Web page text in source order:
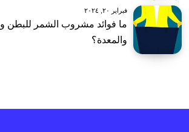
فبراير ٢٠, ٢٠٢٤
ما فوائد مشروب الشمر للبطن
والمعدة؟